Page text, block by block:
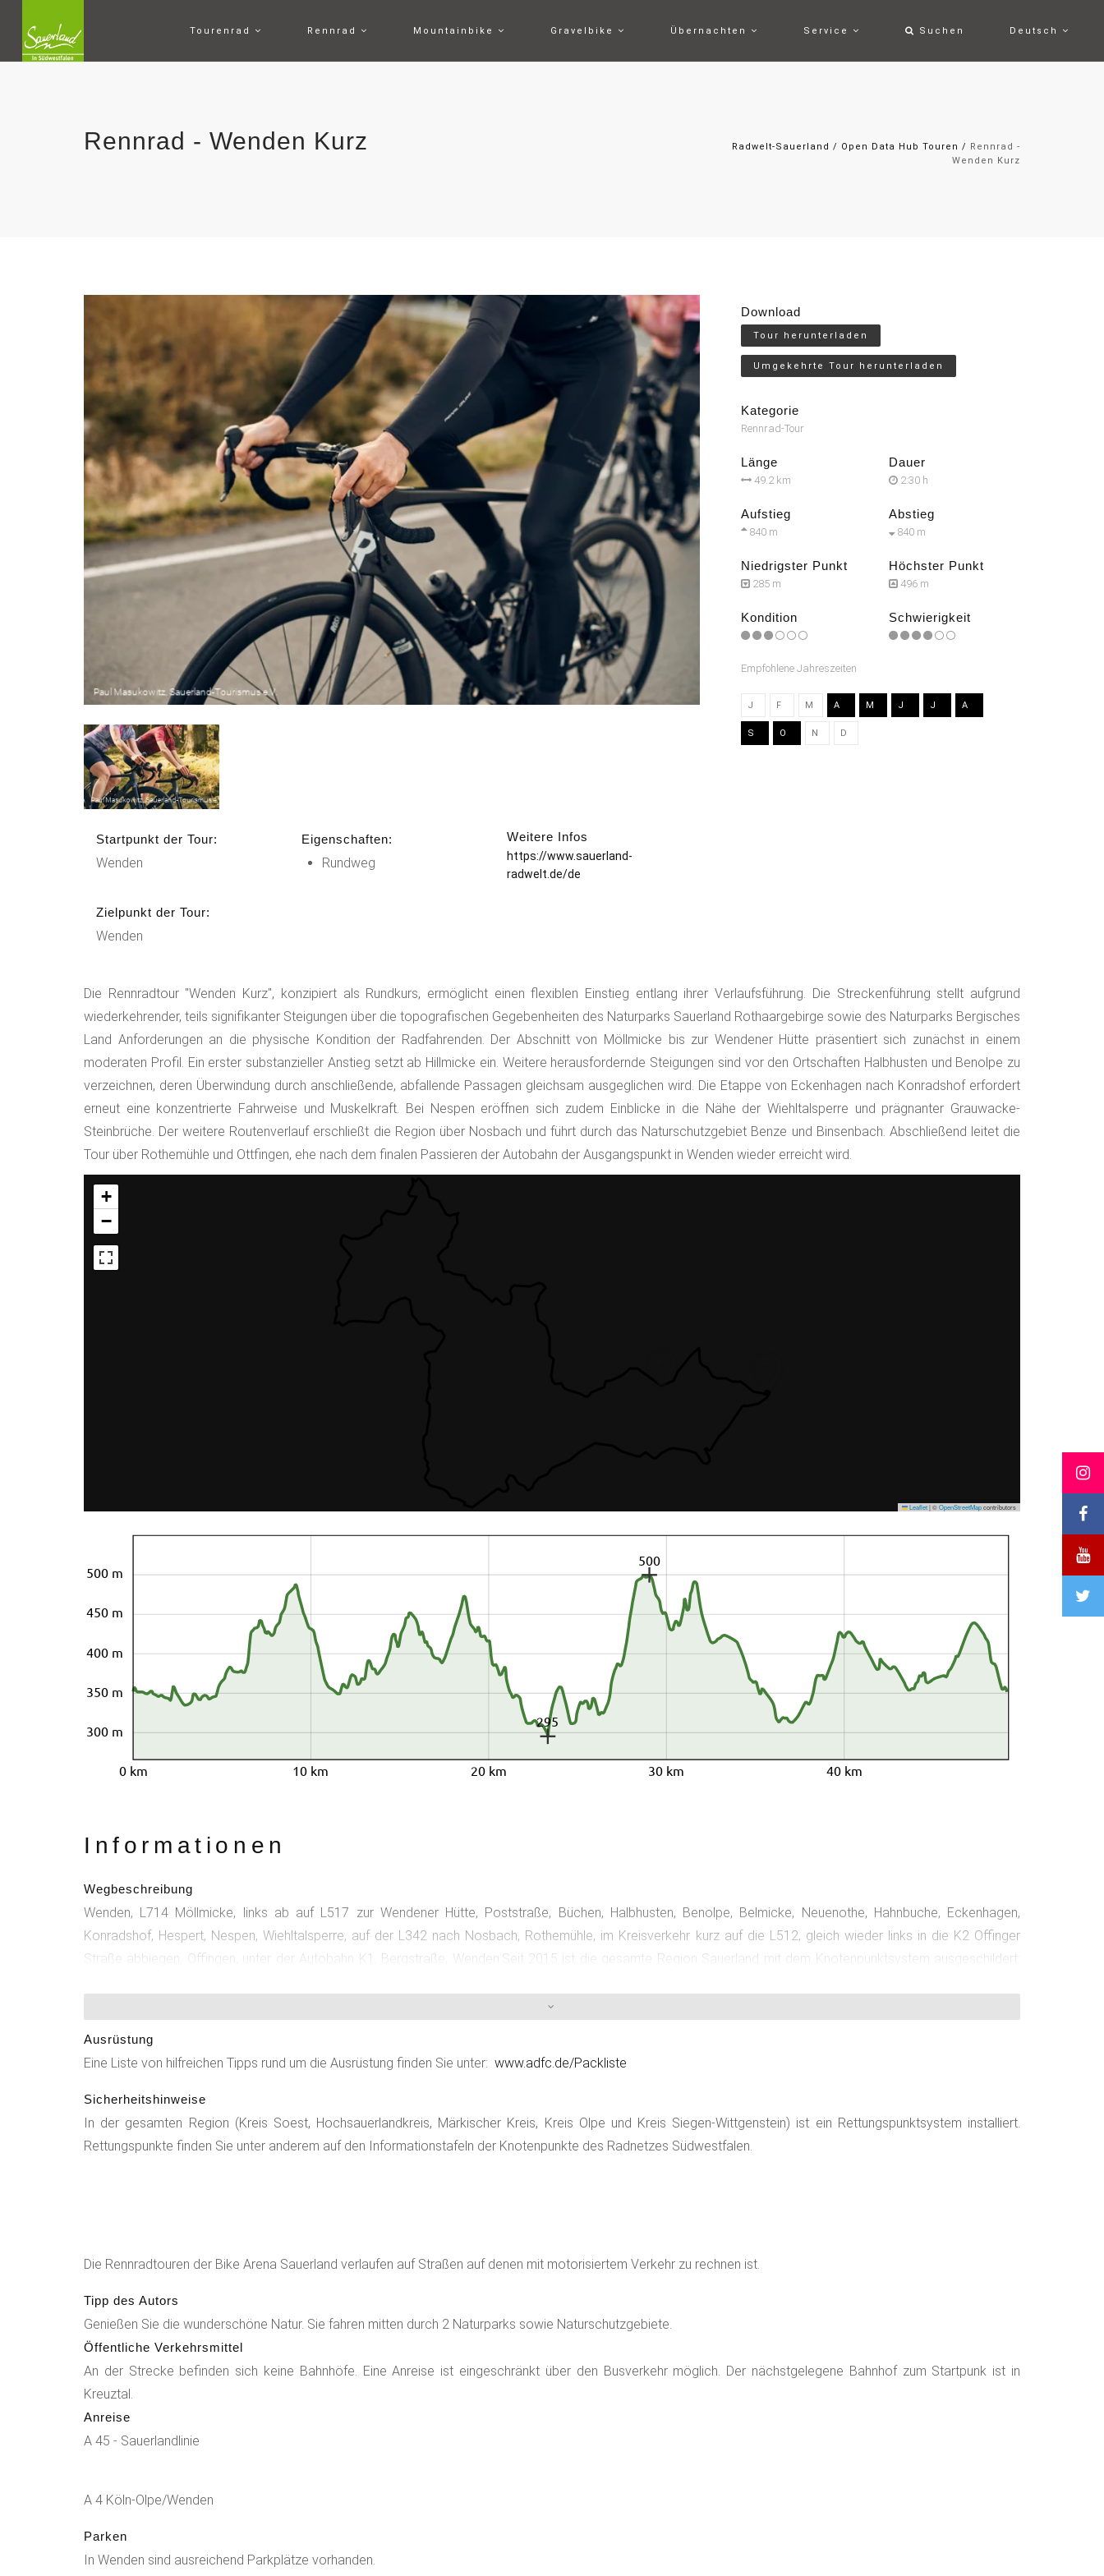
Tourenrad Rennrad Mountainbike Gravelbike Übernachten Service Suchen Deutsch
Rennrad - Wenden Kurz Radwelt-Sauerland / Open Data Hub Touren / Rennrad -
Wenden Kurz
Startpunkt der Tour:
Wenden
Zielpunkt der Tour:
Wenden
Eigenschaften:
Rundweg
Weitere Infos
https://www.sauerland-
radwelt.de/de
Download
Tour herunterladen
Umgekehrte Tour herunterladen
Kategorie
Rennrad-Tour
Länge
49.2 km
Dauer
2:30 h
Aufstieg
840 m
Abstieg
840 m
Niedrigster Punkt
285 m
Höchster Punkt
496 m
Kondition Schwierigkeit
Empfohlene Jahreszeiten
J F M A M J J A
S O N D
Die Rennradtour "Wenden Kurz", konzipiert als Rundkurs, ermöglicht einen flexiblen Einstieg entlang ihrer Verlaufsführung. Die Streckenführung stellt aufgrund
wiederkehrender, teils signifikanter Steigungen über die topografischen Gegebenheiten des Naturparks Sauerland Rothaargebirge sowie des Naturparks Bergisches
Land Anforderungen an die physische Kondition der Radfahrenden. Der Abschnitt von Möllmicke bis zur Wendener Hütte präsentiert sich zunächst in einem
moderaten Profil. Ein erster substanzieller Anstieg setzt ab Hillmicke ein. Weitere herausfordernde Steigungen sind vor den Ortschaften Halbhusten und Benolpe zu
verzeichnen, deren Überwindung durch anschließende, abfallende Passagen gleichsam ausgeglichen wird. Die Etappe von Eckenhagen nach Konradshof erfordert
erneut eine konzentrierte Fahrweise und Muskelkraft. Bei Nespen eröffnen sich zudem Einblicke in die Nähe der Wiehltalsperre und prägnanter Grauwacke-
Steinbrüche. Der weitere Routenverlauf erschließt die Region über Nosbach und führt durch das Naturschutzgebiet Benze und Binsenbach. Abschließend leitet die
Tour über Rothemühle und Ottfingen, ehe nach dem finalen Passieren der Autobahn der Ausgangspunkt in Wenden wieder erreicht wird.
+
−
Leaflet|©OpenStreetMapcontributors
0 km 10 km 20 km 30 km 40 km
300 m
350 m
400 m
450 m
500 m
295
500
Informationen
Wegbeschreibung
Wenden, L714 Möllmicke, links ab auf L517 zur Wendener Hütte, Poststraße, Büchen, Halbhusten, Benolpe, Belmicke, Neuenothe, Hahnbuche, Eckenhagen,
Konradshof, Hespert, Nespen, Wiehltalsperre, auf der L342 nach Nosbach, Rothemühle, im Kreisverkehr kurz auf die L512, gleich wieder links in die K2 Offinger
Straße abbiegen, Offingen, unter der Autobahn K1, Bergstraße, Wenden.Seit 2015 ist die gesamte Region Sauerland mit dem Knotenpunktsystem ausgeschildert:
Ausrüstung
Eine Liste von hilfreichen Tipps rund um die Ausrüstung finden Sie unter: www.adfc.de/Packliste
Sicherheitshinweise
In der gesamten Region (Kreis Soest, Hochsauerlandkreis, Märkischer Kreis, Kreis Olpe und Kreis Siegen-Wittgenstein) ist ein Rettungspunktsystem installiert.
Rettungspunkte finden Sie unter anderem auf den Informationstafeln der Knotenpunkte des Radnetzes Südwestfalen.
Die Rennradtouren der Bike Arena Sauerland verlaufen auf Straßen auf denen mit motorisiertem Verkehr zu rechnen ist.
Tipp des Autors
Genießen Sie die wunderschöne Natur. Sie fahren mitten durch 2 Naturparks sowie Naturschutzgebiete.
Öffentliche Verkehrsmittel
An der Strecke befinden sich keine Bahnhöfe. Eine Anreise ist eingeschränkt über den Busverkehr möglich. Der nächstgelegene Bahnhof zum Startpunk ist in
Kreuztal.
Anreise
A 45 - Sauerlandlinie
A 4 Köln-Olpe/Wenden
Parken
In Wenden sind ausreichend Parkplätze vorhanden.